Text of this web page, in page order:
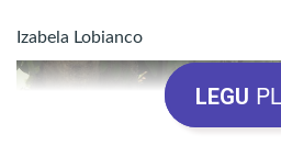
Izabela Lobianco
LEGU